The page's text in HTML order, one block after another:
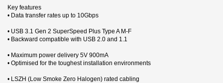
Key features
• Data transfer rates up to 10Gbps
• USB 3.1 Gen 2 SuperSpeed Plus Type A M-F
• Backward compatible with USB 2.0 and 1.1
• Maximum power delivery 5V 900mA
• Optimised for the toughest installation environments
• LSZH (Low Smoke Zero Halogen) rated cabling